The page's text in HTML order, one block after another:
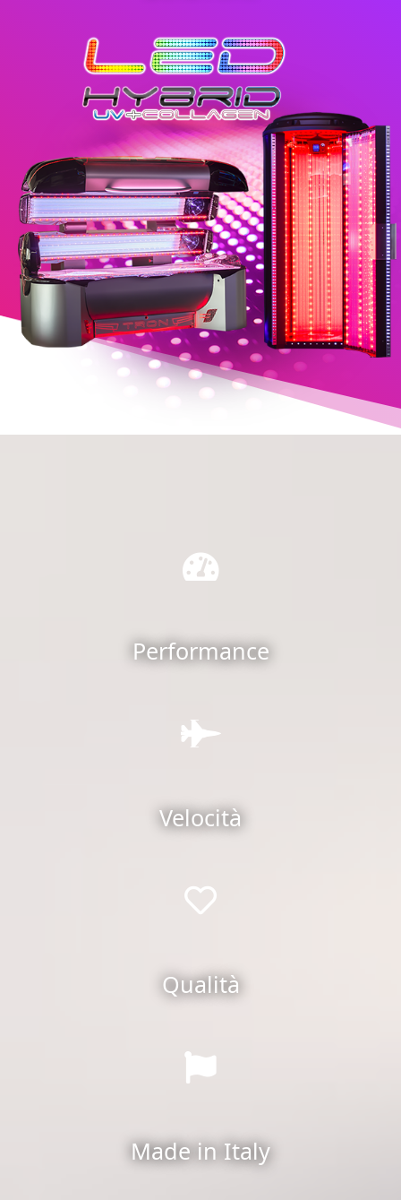
Performance
Velocità
Qualità
Made in Italy